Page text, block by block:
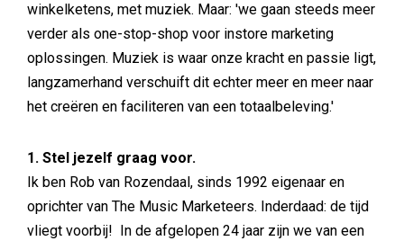
winkelketens, met muziek. Maar: 'we gaan steeds meer
verder als one-stop-shop voor instore marketing
oplossingen. Muziek is waar onze kracht en passie ligt,
langzamerhand verschuift dit echter meer en meer naar
het creëren en faciliteren van een totaalbeleving.'
1. Stel jezelf graag voor.
Ik ben Rob van Rozendaal, sinds 1992 eigenaar en
oprichter van The Music Marketeers. Inderdaad: de tijd
vliegt voorbij! In de afgelopen 24 jaar zijn we van een